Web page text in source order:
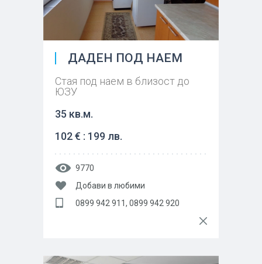
ДАДЕН ПОД НАЕМ
Стая под наем в близост до
ЮЗУ
35 кв.м.
102 € : 199 лв.
9770
Добави в любими
0899 942 911, 0899 942 920